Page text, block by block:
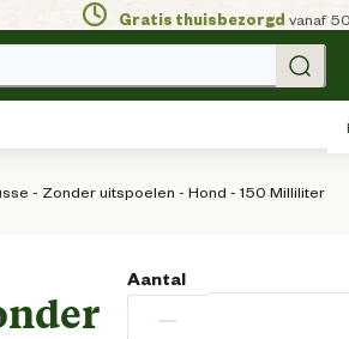
Gratis thuisbezorgd vanaf
- Zonder uitspoelen - Hond - 150 Milliliter
Aantal
−